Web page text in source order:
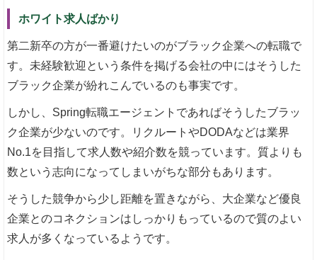
ホワイト求人ばかり
第二新卒の方が一番避けたいのがブラック企業への転職で
す。未経験歓迎という条件を掲げる会社の中にはそうした
ブラック企業が紛れこんでいるのも事実です。
しかし、Spring転職エージェントであればそうしたブラッ
ク企業が少ないのです。リクルートやDODAなどは業界
No.1を目指して求人数や紹介数を競っています。質よりも
数という志向になってしまいがちな部分もあります。
そうした競争から少し距離を置きながら、大企業など優良
企業とのコネクションはしっかりもっているので質のよい
求人が多くなっているようです。